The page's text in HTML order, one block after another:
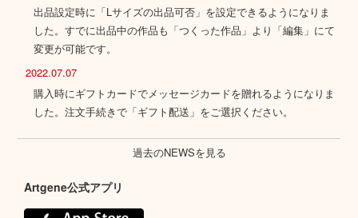
出品設定時に「Lサイズの出品可否」を設定できるようになりま
した。すでに出品中の作品も「つくった作品」より「編集」にて
変更が可能です。
2022.07.07
購入時にギフトカードでメッセージカードを贈れるようになりま
した。注文手続きで「ギフト配送」をご選択ください。
過去のNEWSを見る
Artgene公式アプリ